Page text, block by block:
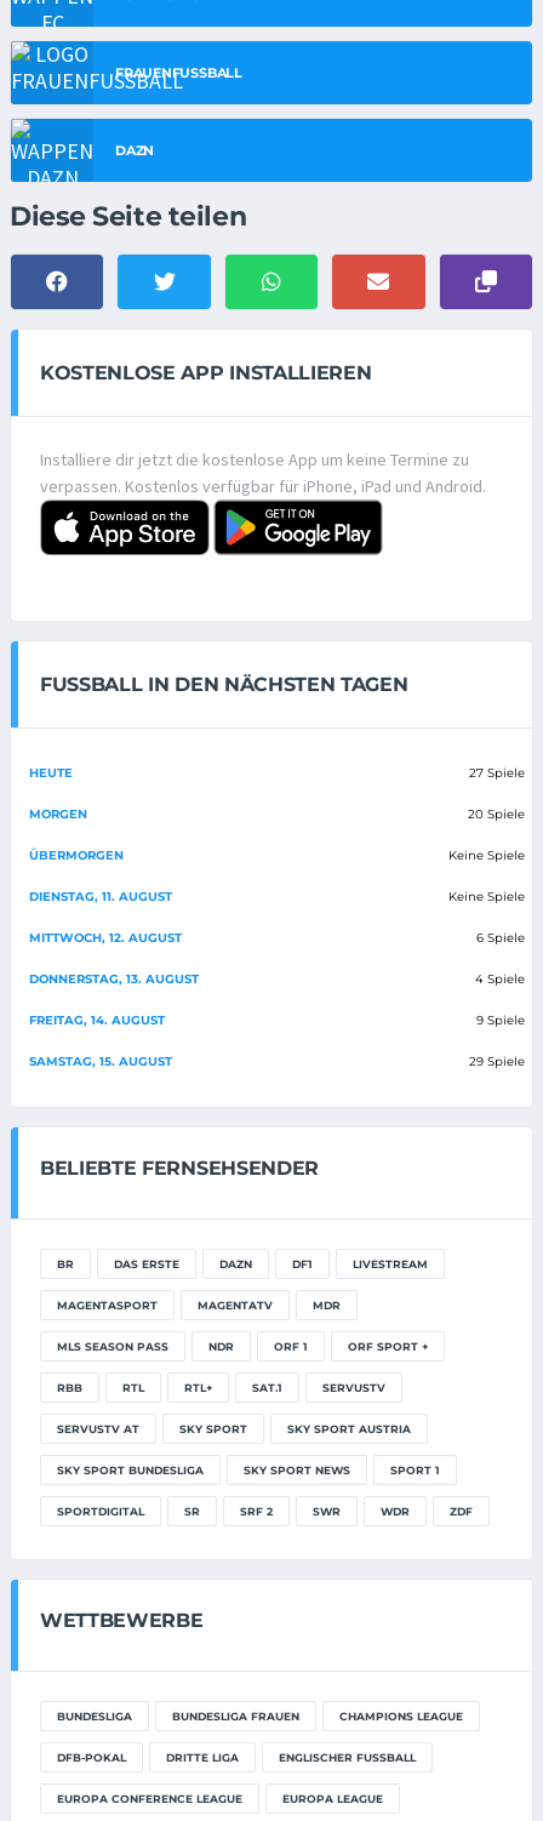
FRAUENFUSSBALL
DAZN
Diese Seite teilen
KOSTENLOSE APP INSTALLIEREN
Installiere dir jetzt die kostenlose App um keine Termine zu
verpassen. Kostenlos verfügbar für iPhone, iPad und Android.
FUSSBALL IN DEN NÄCHSTEN TAGEN
HEUTE 27 Spiele
MORGEN 20 Spiele
ÜBERMORGEN Keine Spiele
DIENSTAG, 11. AUGUST Keine Spiele
MITTWOCH, 12. AUGUST 6 Spiele
DONNERSTAG, 13. AUGUST 4 Spiele
FREITAG, 14. AUGUST 9 Spiele
SAMSTAG, 15. AUGUST 29 Spiele
BELIEBTE FERNSEHSENDER
BR DAS ERSTE DAZN DF1 LIVESTREAM
MAGENTASPORT MAGENTATV MDR
MLS SEASON PASS NDR ORF 1 ORF SPORT +
RBB RTL RTL+ SAT.1 SERVUSTV
SERVUSTV AT SKY SPORT SKY SPORT AUSTRIA
SKY SPORT BUNDESLIGA SKY SPORT NEWS SPORT 1
SPORTDIGITAL SR SRF 2 SWR WDR ZDF
WETTBEWERBE
BUNDESLIGA BUNDESLIGA FRAUEN CHAMPIONS LEAGUE
DFB-POKAL DRITTE LIGA ENGLISCHER FUSSBALL
EUROPA CONFERENCE LEAGUE EUROPA LEAGUE